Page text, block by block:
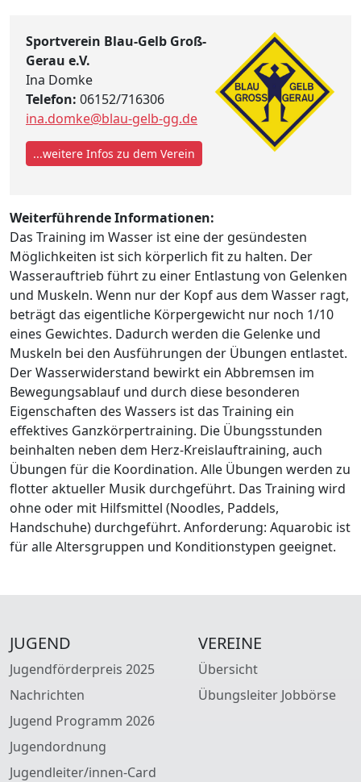
Sportverein Blau-Gelb Groß-
Gerau e.V.
Ina Domke
Telefon: 06152/716306
ina.domke@blau-gelb-gg.de
...weitere Infos zu dem Verein
Weiterführende Informationen:
Das Training im Wasser ist eine der gesündesten
Möglichkeiten ist sich körperlich fit zu halten. Der
Wasserauftrieb führt zu einer Entlastung von Gelenken
und Muskeln. Wenn nur der Kopf aus dem Wasser ragt,
beträgt das eigentliche Körpergewicht nur noch 1/10
eines Gewichtes. Dadurch werden die Gelenke und
Muskeln bei den Ausführungen der Übungen entlastet.
Der Wasserwiderstand bewirkt ein Abbremsen im
Bewegungsablauf und durch diese besonderen
Eigenschaften des Wassers ist das Training ein
effektives Ganzkörpertraining. Die Übungsstunden
beinhalten neben dem Herz-Kreislauftraining, auch
Übungen für die Koordination. Alle Übungen werden zu
flotter aktueller Musik durchgeführt. Das Training wird
ohne oder mit Hilfsmittel (Noodles, Paddels,
Handschuhe) durchgeführt. Anforderung: Aquarobic ist
für alle Altersgruppen und Konditionstypen geeignet.
JUGEND
Jugendförderpreis 2025
Nachrichten
Jugend Programm 2026
Jugendordnung
Jugendleiter/innen-Card
VEREINE
Übersicht
Übungsleiter Jobbörse